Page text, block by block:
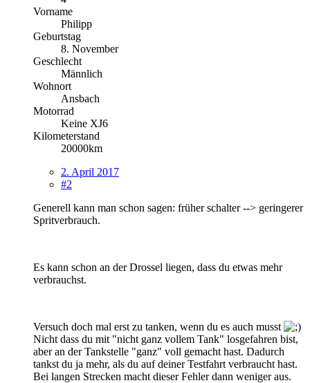
Vorname
Philipp
Geburtstag
8. November
Geschlecht
Männlich
Wohnort
Ansbach
Motorrad
Keine XJ6
Kilometerstand
20000km
2. April 2017
#2
Generell kann man schon sagen: früher schalter --> geringerer
Spritverbrauch.
Es kann schon an der Drossel liegen, dass du etwas mehr
verbrauchst.
Versuch doch mal erst zu tanken, wenn du es auch musst
Nicht dass du mit "nicht ganz vollem Tank" losgefahren bist,
aber an der Tankstelle "ganz" voll gemacht hast. Dadurch
tankst du ja mehr, als du auf deiner Testfahrt verbraucht hast.
Bei langen Strecken macht dieser Fehler dann weniger aus.